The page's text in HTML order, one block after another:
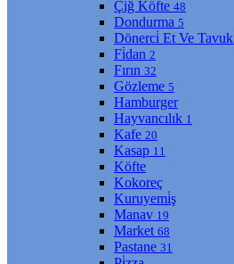
Çi̇ğ Köfte 48
Dondurma 5
Dönerci̇ Et Ve Tavuk
Fi̇dan 2
Fırın 32
Gözleme 5
Hamburger
Hayvancılık 1
Kafe 20
Kasap 11
Köfte
Kokoreç
Kuruyemi̇ş
Manav 19
Market 68
Pastane 31